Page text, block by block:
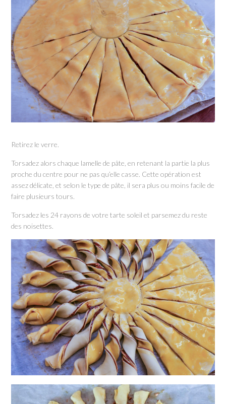
Retirez le verre.
Torsadez alors chaque lamelle de pâte, en retenant la partie la plus
proche du centre pour ne pas qu’elle casse. Cette opération est
assez délicate, et selon le type de pâte, il sera plus ou moins facile de
faire plusieurs tours.
Torsadez les 24 rayons de votre tarte soleil et parsemez du reste
des noisettes.